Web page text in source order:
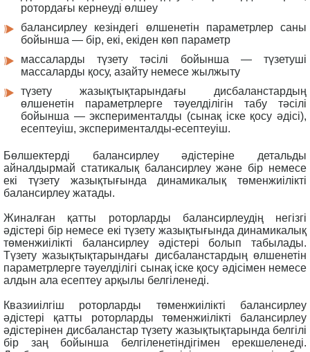
ротордағы кернеуді өлшеу
балансирлеу кезіндегі өлшенетін параметрлер саны
бойынша — бір, екі, екіден көп параметр
массаларды түзету тәсілі бойынша — түзетуші
массаларды қосу, азайту немесе жылжыту
түзету жазықтықтарындағы дисбаланстардың
өлшенетін параметрлерге тәуелділігін табу тәсілі
бойынша — эксперименталды (сынақ іске қосу әдісі),
есептеуіш, эксперименталды-есептеуіш.
Бөлшектерді балансирлеу әдістеріне детальды
айналдырмай статикалық балансирлеу және бір немесе
екі түзету жазықтығында динамикалық төменжиілікті
балансирлеу жатады.
Жиналған қатты роторларды балансирлеудің негізгі
әдістері бір немесе екі түзету жазықтығында динамикалық
төменжиілікті балансирлеу әдістері болып табылады.
Түзету жазықтықтарындағы дисбаланстардың өлшенетін
параметрлерге тәуелділігі сынақ іске қосу әдісімен немесе
алдын ала есептеу арқылы белгіленеді.
Квазииілгіш роторларды төменжиілікті балансирлеу
әдістері қатты роторларды төменжиілікті балансирлеу
әдістерінен дисбаланстар түзету жазықтықтарында белгілі
бір заң бойынша белгіленетіндігімен ерекшеленеді.